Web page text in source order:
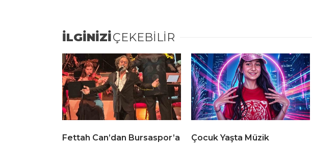
İLGİNİZİÇEKEBİLİR
Fettah Can’dan Bursaspor’a
Çocuk Yaşta Müzik